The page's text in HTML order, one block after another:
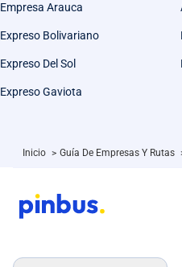
Empresa Arauca
Expreso Bolivariano
Expreso Del Sol
Expreso Gaviota
Inicio > Guía De Empresas Y Rutas